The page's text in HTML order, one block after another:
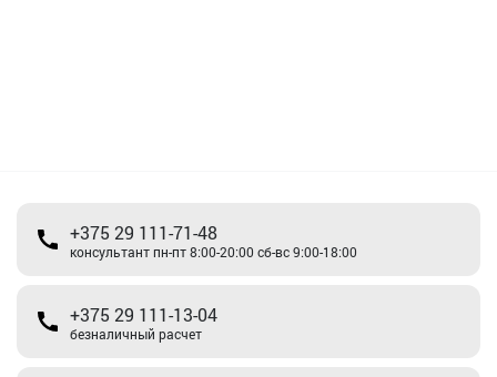
+375 29 111-71-48
консультант пн-пт 8:00-20:00 сб-вс 9:00-18:00
+375 29 111-13-04
безналичный расчет